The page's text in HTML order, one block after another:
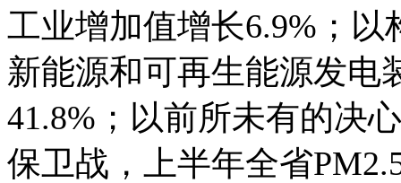
工业增加值增长6.9%；
新能源和可再生能源发电
41.8%；以前所未有的决
保卫战，上半年全省